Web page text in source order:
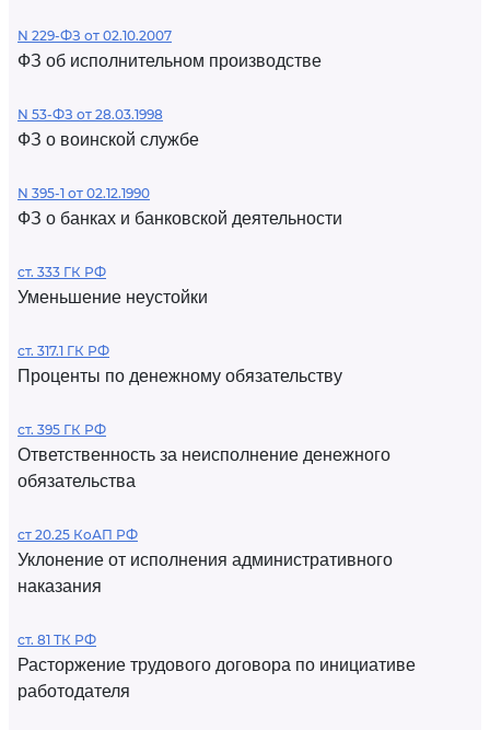
N 229-ФЗ от 02.10.2007
ФЗ об исполнительном производстве
N 53-ФЗ от 28.03.1998
ФЗ о воинской службе
N 395-1 от 02.12.1990
ФЗ о банках и банковской деятельности
ст. 333 ГК РФ
Уменьшение неустойки
ст. 317.1 ГК РФ
Проценты по денежному обязательству
ст. 395 ГК РФ
Ответственность за неисполнение денежного
обязательства
ст 20.25 КоАП РФ
Уклонение от исполнения административного
наказания
ст. 81 ТК РФ
Расторжение трудового договора по инициативе
работодателя